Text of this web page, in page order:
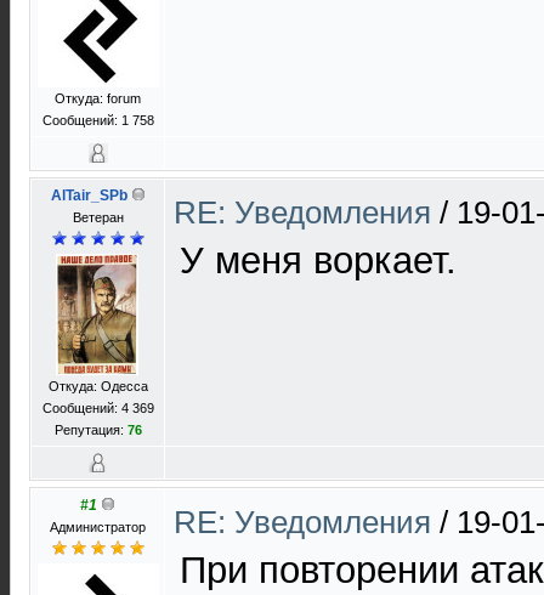
Откуда: forum
Сообщений: 1 758
AlTair_SPb
Ветеран
Откуда: Одесса
Сообщений: 4 369
Репутация: 76
RE: Уведомления / 19-
У меня воркает.
#1
Администратор RE: Уведомления / 19-
При повторении